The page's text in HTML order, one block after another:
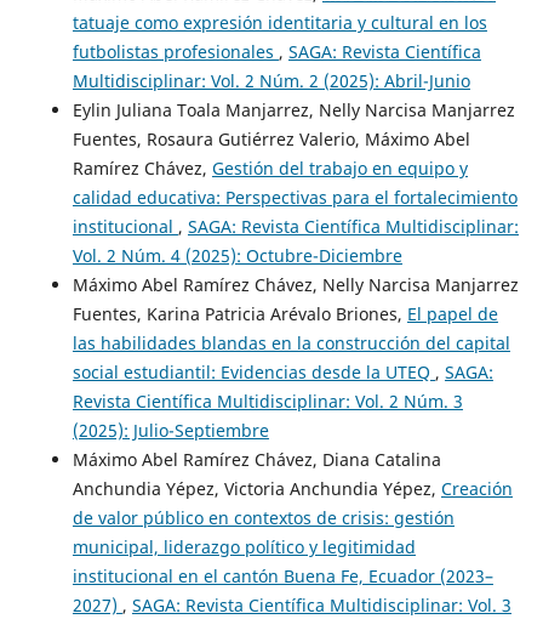
tatuaje como expresión identitaria y cultural en los
futbolistas profesionales , SAGA: Revista Científica
Multidisciplinar: Vol. 2 Núm. 2 (2025): Abril-Junio
Eylin Juliana Toala Manjarrez, Nelly Narcisa Manjarrez
Fuentes, Rosaura Gutiérrez Valerio, Máximo Abel
Ramírez Chávez, Gestión del trabajo en equipo y
calidad educativa: Perspectivas para el fortalecimiento
institucional , SAGA: Revista Científica Multidisciplinar:
Vol. 2 Núm. 4 (2025): Octubre-Diciembre
Máximo Abel Ramírez Chávez, Nelly Narcisa Manjarrez
Fuentes, Karina Patricia Arévalo Briones, El papel de
las habilidades blandas en la construcción del capital
social estudiantil: Evidencias desde la UTEQ , SAGA:
Revista Científica Multidisciplinar: Vol. 2 Núm. 3
(2025): Julio-Septiembre
Máximo Abel Ramírez Chávez, Diana Catalina
Anchundia Yépez, Victoria Anchundia Yépez, Creación
de valor público en contextos de crisis: gestión
municipal, liderazgo político y legitimidad
institucional en el cantón Buena Fe, Ecuador (2023–
2027) , SAGA: Revista Científica Multidisciplinar: Vol. 3